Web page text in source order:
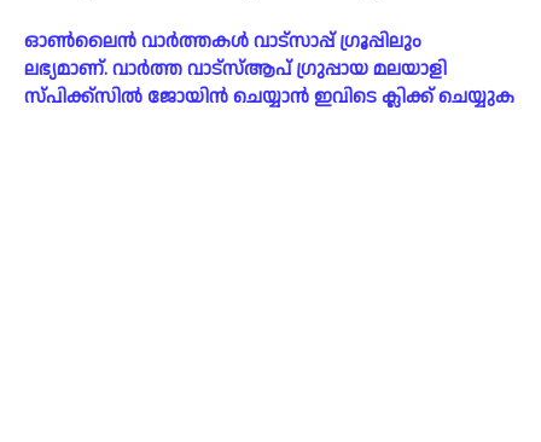
ഓൺലൈൻ വാർത്തകൾ വാട്സാപ്പ് ഗ്രൂപ്പിലും
ലഭ്യമാണ്. വാർത്ത വാട്സ്ആപ് ഗ്രുപ്പായ മലയാളി
സ്പിക്ക്സിൽ ജോയിൻ ചെയ്യാൻ ഇവിടെ ക്ലിക്ക് ചെയ്യുക